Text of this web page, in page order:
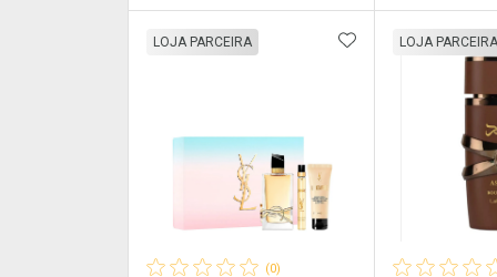
FECHAR
FECHAR
Por
(0)
LOJA PARCEIRA ADICIONAR AOS
LOJA PARCEIRA